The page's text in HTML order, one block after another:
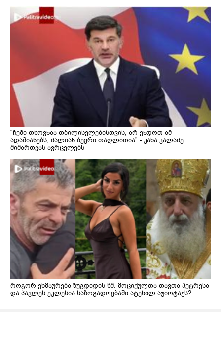
"ჩემი თხოვნაა თბილისელებისთვის, არ ენდოთ ამ
ადამიანებს, ძალიან ბევრი თაღლითია" - კახა კალაძე
მიმართვას ავრცელებს
როგორ ეხმაურება ზუგდიდის წმ. მოციქულთა თავთა პეტრესა
და პავლეს ეკლესია საზოგადოებაში ატეხილ აჟიოტაჟს?